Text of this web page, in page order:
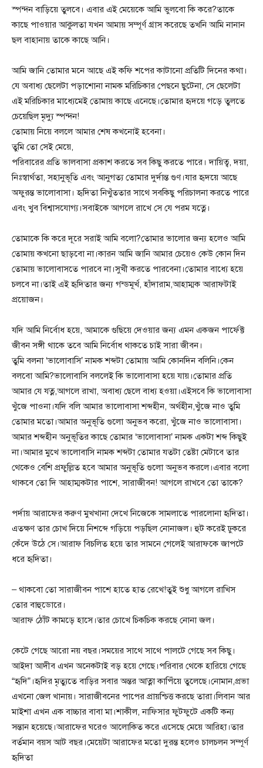
স্পন্দন বাড়িয়ে তুলবে। এবার এই মেয়েকে আমি ভুলবো কি করে?তাকে
কাছে পাওয়ার আকুলতা যখন আমায় সম্পূর্ণ গ্রাস করেছে তখনি আমি নানান
ছল বাহানায় তাকে কাছে আনি।
আমি জানি তোমার মনে আছে এই কফি শপের কাটানো প্রতিটি দিনের কথা।
যে অবাধ্য ছেলেটা পড়াশোনা নামক মরিচিকার পেছনে ছুটেনা, সে ছেলেটা
এই মরিচিকার মাধ্যেমেই তোমায় কাছে এনেছে।তোমার হৃদয়ে গড়ে তুলতে
চেয়েছিল মৃদ্যু স্পন্দন!
তোমায় নিয়ে বললে আমার শেষ কখনোই হবেনা।
তুমি তো সেই মেয়ে,
পরিবারের প্রতি ভালবাসা প্রকাশ করতে সব কিছু করতে পারে। দায়িত্ব, দয়া,
নিঃস্বার্থতা, সহানুভূতি এবং আনুগত্য তোমার দুর্দান্ত গুণ।যার হৃদয়ে আছে
অফুরন্ত ভালোবাসা। হৃদিতা নিখুঁততার সাথে সবকিছু পরিচালনা করতে পারে
এবং খুব বিশ্বাসযোগ্য।সবাইকে আগলে রাখে সে যে পরম যত্নে।
তোমাকে কি করে দূরে সরাই আমি বলো?তোমার ভালোর জন্য হলেও আমি
তোমায় কখনো ছাড়বো না।কারন আমি জানি আমার চেয়েও কেউ কোন দিন
তোমায় ভালোবাসতে পারবে না।সুখী করতে পারবেনা।তোমার বাধ্যে হয়ে
চলবে না।তাই এই হৃদিতার জন্য গন্ডমূর্খ, হাঁদারাম,আহাম্মক আরাফটাই
প্রয়োজন।
যদি আমি নির্বোধ হয়ে, আমাকে গুছিয়ে দেওয়ার জন্য এমন একজন পার্ফেক্ট
জীবন সঙ্গী থাকে তবে আমি নির্বোধ থাকতে চাই সারা জীবন।
তুমি বলনা ‘ভালোবাসি’ নামক শব্দটা তোমায় আমি কোনদিন বলিনি।কেন
বলবো আমি?ভালোবাসি বললেই কি ভালোবাসা হয়ে যায়।তোমার প্রতি
আমার যে যত্ন,আগলে রাখা, অবাধ্য ছেলে বাধ্য হওয়া।এইসবে কি ভালোবাসা
খুঁজে পাওনা।যদি বলি আমার ভালোবাসা শব্দহীন, অর্থহীন,খুঁজে নাও তুমি
তোমার মতো।আমার অনুভূতি গুলো অনুভব করো, খুঁজে নাও ভালোবাসা।
আমার শব্দহীন অনুভূতির কাছে তোমার ‘ভালোবাসা’ নামক একটা শব্দ কিছুই
না।আমার মুখে ভালোবাসি নামক শব্দটা তোমার যতটা তেষ্টা মেটাবে তার
থেকেও বেশি প্রফুল্লিত হবে আমার অনুভূতি গুলো অনুভব করলে।এবার বলো
থাকবে তো দি আহাম্মকটার পাশে, সারাজীবন! আগলে রাখবে তো তাকে?
পর্দায় আরাফের করুণ মুখখানা দেখে নিজেকে সামলাতে পারলোনা হৃদিতা।
এতক্ষণ তার চোখ দিয়ে নিশব্দে গড়িয়ে পড়ছিল নোনাজল। হুট করেই ঢুকরে
কেঁদে উঠে সে।আরাফ বিচলিত হয়ে তার সামনে গেলেই আরাফকে জাপটে
ধরে হৃদিতা।
– থাকবো তো সারাজীবন পাশে হাতে হাত রেখে!তুই শুধু আগলে রাখিস
তোর বাহুডোরে।
আরাফ ঠোঁট কামড়ে হাসে।তার চোখে চিকচিক করছে নোনা জল।
কেটে গেছে আরো নয় বছর।সময়ের সাথে সাথে পালটে গেছে সব কিছু।
আইদা আদীব এখন অনেকটাই বড় হয়ে গেছে।পরিবার থেকে হারিয়ে গেছে
“হৃদি”।হৃদির মৃত্যুতে বাড়ির সবার অন্তর আত্না কাপিঁয়ে তুলেছে।নোমান,প্রভা
এখনো জেল খানায়। সারাজীবনের পাপের প্রায়শ্চিত্ত করছে তারা।লিবান আর
মাইশা এখন এক বাচ্চার বাবা মা।শাকীল, নাফিসার ফুটফুটে একটি কন্য
সন্তান হয়েছে।আরাফের ঘরেও আলোকিত করে এসেছে মেয়ে আরিহা।তার
বর্তমান বয়স আট বছর।মেয়েটা আরাফের মতো দুরন্ত হলেও চালচলন সম্পূর্ণ
হৃদিতা